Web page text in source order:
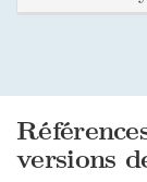
versions